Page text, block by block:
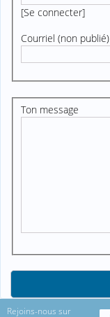
[Se connecter]
Courriel (non publié)
Ton message
Rejoins-nous sur